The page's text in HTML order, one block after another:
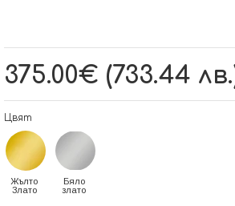
375.00€ (733.44
Цвят
Жълто
Злато
Бяло
злато